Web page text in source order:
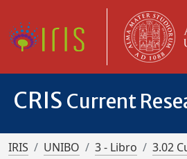
CRIS Current
IRIS UNIBO 3 - Libro 3.02